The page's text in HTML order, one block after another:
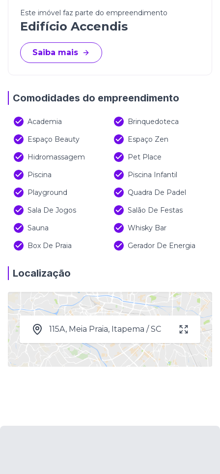
Este imóvel faz parte do empreendimento
Edifício Accendis
Saiba mais
Comodidades do empreendimento
Academia
Brinquedoteca
Espaço Beauty
Espaço Zen
Hidromassagem
Pet Place
Piscina
Piscina Infantil
Playground
Quadra De Padel
Sala De Jogos
Salão De Festas
Sauna
Whisky Bar
Box De Praia
Gerador De Energia
Localização
115A, Meia Praia, Itapema / SC